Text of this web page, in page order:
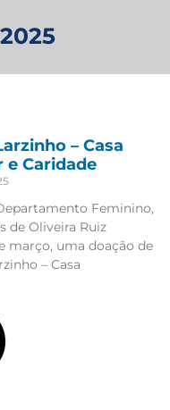
– Casa
e Caridade
Feminino,
de Oliveira Ruiz
março, uma doação de
– Casa